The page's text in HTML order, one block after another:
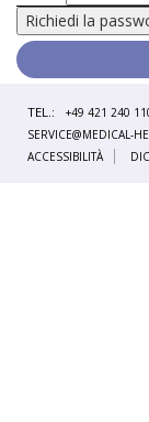
TEL.: +49 421 240
SERVICE@MEDICAL-
ACCESSIBILITÀ